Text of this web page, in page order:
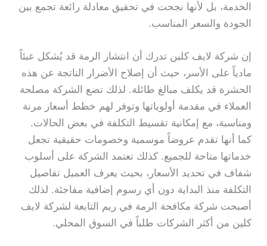
الخدمة، بل لأنها نجحت في تحقيق معادلة رائعة تجمع بين
الجودة والسعر المناسب.
إن شركة لايف كلين تدرك أن انتشار الرمة قد يُشكل عبئاً
مادياً على الأسر، حيث أن إصلاح الأضرار الناتجة عن هذه
الحشرة قد يكلف مبالغ طائلة. لذلك تضع الشركة مصلحة
العملاء في مقدمة أولوياتها وتوفر لهم خطط أسعار مرنة
ومناسبة، مع إمكانية تقسيط التكلفة في بعض الحالات.
كما أنها تقدم عروضاً موسمية وخصومات حقيقية تجعل
خدماتها متاحة للجميع. كذلك تعتمد الشركة على أسلوب
شفاف في تحديد الأسعار، بحيث يعرف العميل تفاصيل
التكلفة منذ البداية دون أي رسوم إضافية مفاجئة. لذلك
أصبحت شركة مكافحة الرمة في ريم التابعة لشركة لايف
كلين من أكثر الشركات طلباً في السوق المحلي.